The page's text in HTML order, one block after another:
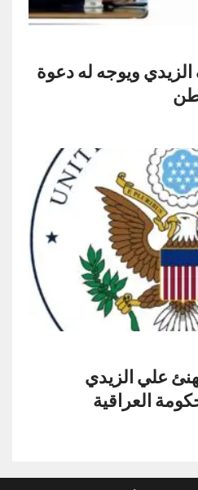
ويوجه له دعوة
علي الزيدي
العراقية